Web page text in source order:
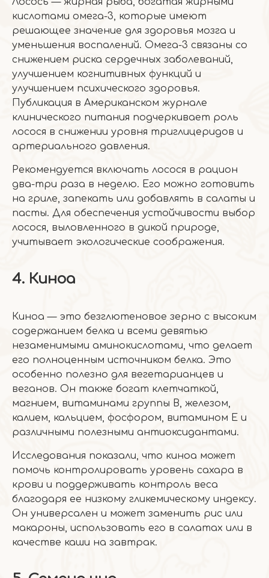
кислотами омега-3, которые имеют
решающее значение для здоровья мозга и
уменьшения воспалений. Омега-3 связаны со
снижением риска сердечных заболеваний,
улучшением когнитивных функций и
улучшением психического здоровья.
Публикация в Американском журнале
клинического питания подчеркивает роль
лосося в снижении уровня триглицеридов и
артериального давления.
Рекомендуется включать лосося в рацион
два-три раза в неделю. Его можно готовить
на гриле, запекать или добавлять в салаты и
пасты. Для обеспечения устойчивости выбор
лосося, выловленного в дикой природе,
учитывает экологические соображения.
4. Киноа
Киноа — это безглютеновое зерно с высоким
содержанием белка и всеми девятью
незаменимыми аминокислотами, что делает
его полноценным источником белка. Это
особенно полезно для вегетарианцев и
веганов. Он также богат клетчаткой,
магнием, витаминами группы В, железом,
калием, кальцием, фосфором, витамином Е и
различными полезными антиоксидантами.
Исследования показали, что киноа может
помочь контролировать уровень сахара в
крови и поддерживать контроль веса
благодаря ее низкому гликемическому индексу.
Он универсален и может заменить рис или
макароны, использовать его в салатах или в
качестве каши на завтрак.